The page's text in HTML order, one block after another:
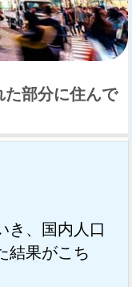
た部分に住んで
き、国内人口
結果がこち